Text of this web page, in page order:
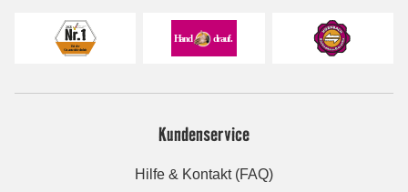
Kundenservice
Hilfe & Kontakt (FAQ)